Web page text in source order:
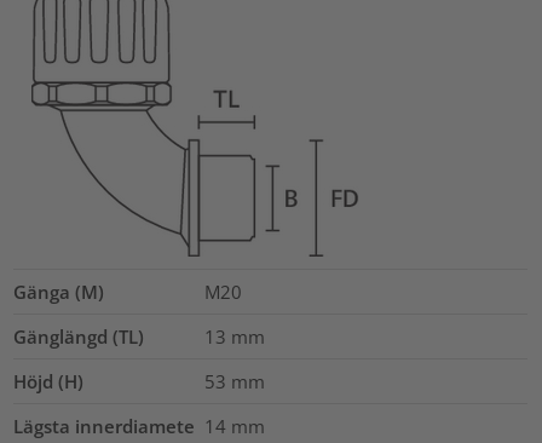
Gänga (M)
M20
Gänglängd (TL)
13 mm
Höjd (H)
53 mm
Lägsta innerdiamete 14 mm